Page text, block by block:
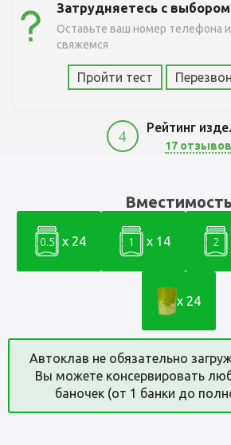
Затрудняетесь с
Оставьте ваш номер телефона
свяжемся
Пройти тест
4
Рейтинг
17 отзывов
Вместимость
0.5 x 24 1 x 14 2
x 24
Автоклав не обязательно
Вы можете консервировать
баночек (от 1 банки до